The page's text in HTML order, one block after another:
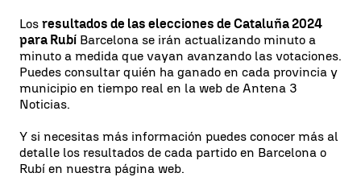
Los resultados de las elecciones de Cataluña 2024
para Rubí Barcelona se irán actualizando minuto a
minuto a medida que vayan avanzando las votaciones.
Puedes consultar quién ha ganado en cada provincia y
municipio en tiempo real en la web de Antena 3
Noticias.
Y si necesitas más información puedes conocer más al
detalle los resultados de cada partido en Barcelona o
Rubí en nuestra página web.